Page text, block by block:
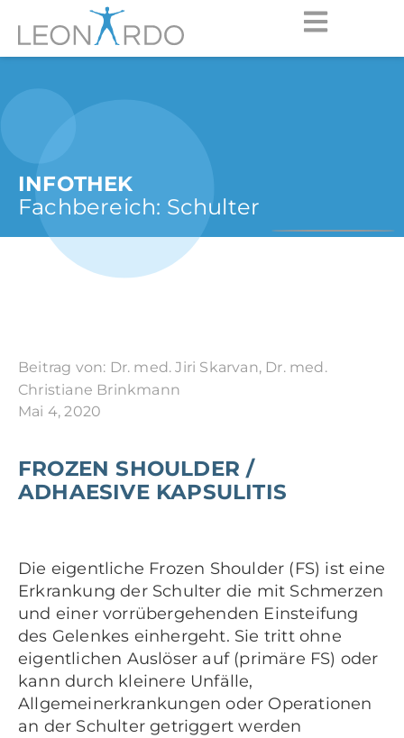
INFOTHEK
Fachbereich: Schulter
Beitrag von: Dr. med. Jiri Skarvan, Dr. med.
Christiane Brinkmann
Mai 4, 2020
FROZEN SHOULDER /
ADHAESIVE KAPSULITIS
Die eigentliche Frozen Shoulder (FS) ist eine
Erkrankung der Schulter die mit Schmerzen
und einer vorrübergehenden Einsteifung
des Gelenkes einhergeht. Sie tritt ohne
eigentlichen Auslöser auf (primäre FS) oder
kann durch kleinere Unfälle,
Allgemeinerkrankungen oder Operationen
an der Schulter getriggert werden